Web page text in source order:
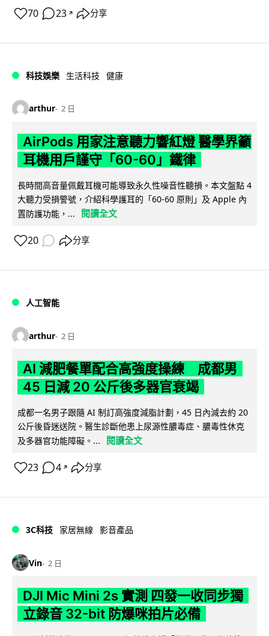
70 23 ↗ 分享
科技娛樂 生活科技 健康
arthur 2 日
AirPods 用家注意聽力響紅燈 醫學界籲
耳機用戶謹守「60-60」鐵律
長時間高音量佩戴耳機可能導致永久性噪音性聽損。本文盤點 4
大聽力受損警號，介紹科學護耳的「60-60 原則」及 Apple 內
置防護功能，...
閱讀全文
20 分享
人工智能
arthur 2 日
AI 減肥餐單配合高強度操練 成都男
45 日減 20 公斤後多器官衰竭
成都一名男子跟隨 AI 制訂高強度減脂計劃，45 日內減去約 20
公斤後昏迷送院。醫生診斷他患上尿源性膿毒症、膿毒性休克
及多器官功能障礙。...
閱讀全文
23 4 ↗ 分享
3C科技 家居無線 影音產品
Vin 2 日
DJI Mic Mini 2s 實測 四發一收同步獨
立錄音 32-bit 防爆咪拍片必備